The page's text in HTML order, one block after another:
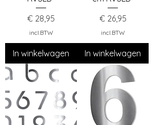
Prijs
€ 28,95
incl.BTW
In winkelwagen
Prijs
€ 26,95
incl.BTW
In winkelwagen